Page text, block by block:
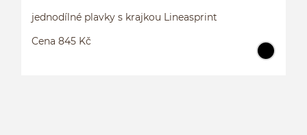
jednodílné plavky s krajkou Lineasprint
Cena 845 Kč